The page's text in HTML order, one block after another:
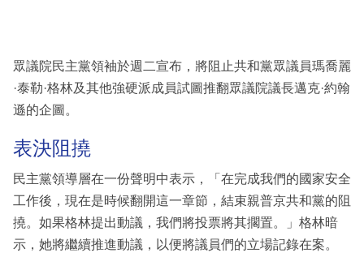
區
眾議院民主黨領袖於週二宣布，將阻止共和黨眾議員瑪喬麗
·泰勒·格林及其他強硬派成員試圖推翻眾議院議長邁克·約翰
遜的企圖。
表決阻撓
民主黨領導層在一份聲明中表示，「在完成我們的國家安全
工作後，現在是時候翻開這一章節，結束親普京共和黨的阻
撓。如果格林提出動議，我們將投票將其擱置。」格林暗
示，她將繼續推進動議，以便將議員們的立場記錄在案。